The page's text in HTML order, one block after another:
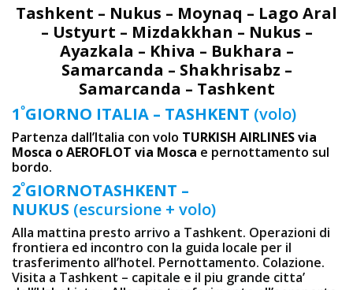
Tashkent – Nukus – Moynaq – Lago Aral
– Ustyurt – Mizdakkhan – Nukus –
Ayazkala – Khiva – Bukhara –
Samarcanda – Shakhrisabz –
Samarcanda – Tashkent
1ºGIORNO ITALIA – TASHKENT (volo)
Partenza dall’Italia con volo TURKISH AIRLINES via
Mosca o AEROFLOT via Mosca e pernottamento sul
bordo.
2ºGIORNOTASHKENT –
NUKUS (escursione + volo)
Alla mattina presto arrivo a Tashkent. Operazioni di
frontiera ed incontro con la guida locale per il
trasferimento all’hotel. Pernottamento. Colazione.
Visita a Tashkent – capitale e il piu grande citta’